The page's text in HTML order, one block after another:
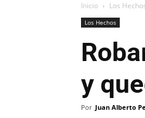
Inicio Los
Los Hechos
y
Por Juan Alberto